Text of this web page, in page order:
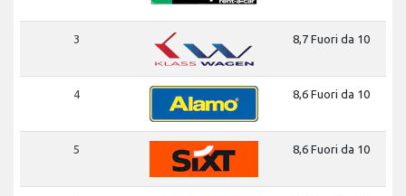
3 8,7 Fuori da 10
4 8,6 Fuori da 10
5 8,6 Fuori da 10